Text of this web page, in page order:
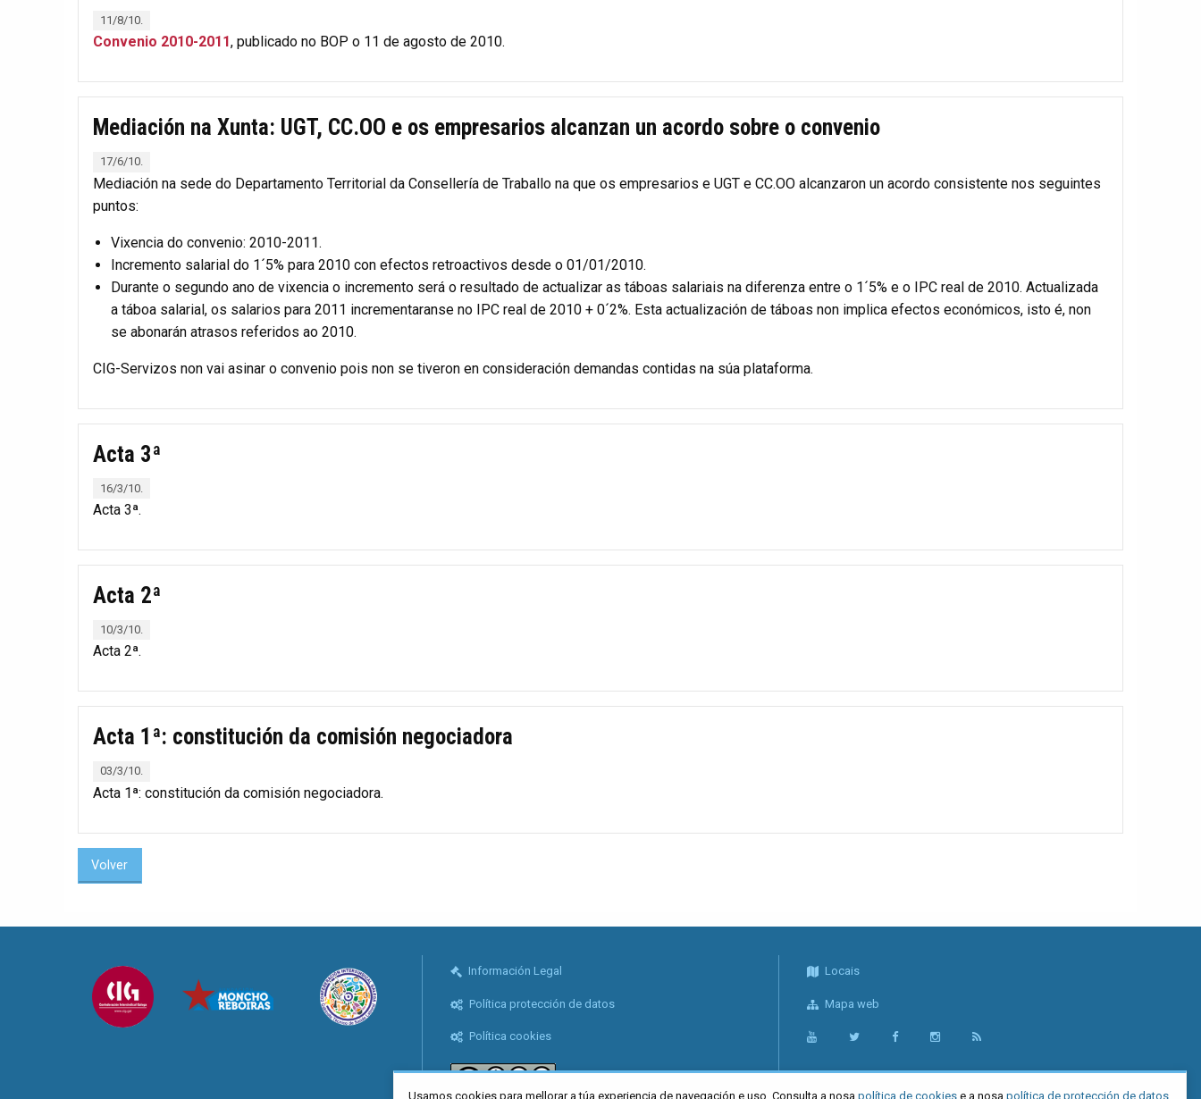
11/8/10.
Convenio 2010-2011, publicado no BOP o 11 de agosto de 2010.
Mediación na Xunta: UGT, CC.OO e os empresarios alcanzan un acordo sobre o convenio
17/6/10.
Mediación na sede do Departamento Territorial da Consellería de Traballo na que os empresarios e UGT e CC.OO alcanzaron un acordo consistente nos seguintes
puntos:
Vixencia do convenio: 2010-2011.
Incremento salarial do 1´5% para 2010 con efectos retroactivos desde o 01/01/2010.
Durante o segundo ano de vixencia o incremento será o resultado de actualizar as táboas salariais na diferenza entre o 1´5% e o IPC real de 2010. Actualizada
a táboa salarial, os salarios para 2011 incrementaranse no IPC real de 2010 + 0´2%. Esta actualización de táboas non implica efectos económicos, isto é, non
se abonarán atrasos referidos ao 2010.
CIG-Servizos non vai asinar o convenio pois non se tiveron en consideración demandas contidas na súa plataforma.
Acta 3ª
16/3/10.
Acta 3ª.
Acta 2ª
10/3/10.
Acta 2ª.
Acta 1ª: constitución da comisión negociadora
03/3/10.
Acta 1ª: constitución da comisión negociadora.
Volver
Información Legal
Política protección de datos
Política cookies
Locais
Mapa web
Usamos cookies para mellorar a túa experiencia de navegación e uso. Consulta a nosa política de cookies e a nosa política de protección de datos